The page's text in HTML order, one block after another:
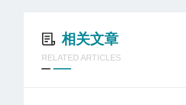
相关文章
RELATED ARTICLES